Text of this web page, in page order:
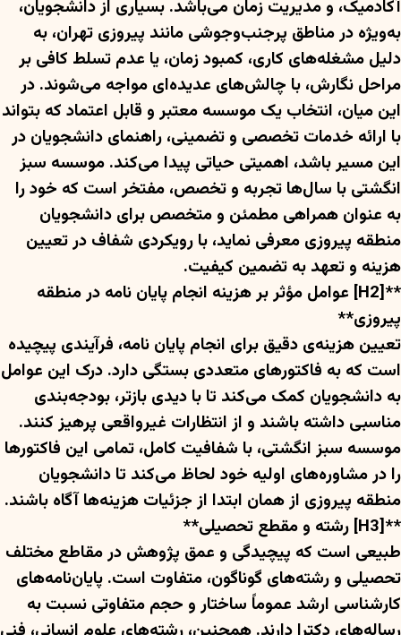
آکادمیک، و مدیریت زمان می‌باشد. بسیاری از دانشجویان،
به‌ویژه در مناطق پرجنب‌وجوشی مانند پیروزی تهران، به
دلیل مشغله‌های کاری، کمبود زمان، یا عدم تسلط کافی بر
مراحل نگارش، با چالش‌های عدیده‌ای مواجه می‌شوند. در
این میان، انتخاب یک موسسه معتبر و قابل اعتماد که بتواند
با ارائه خدمات تخصصی و تضمینی، راهنمای دانشجویان در
این مسیر باشد، اهمیتی حیاتی پیدا می‌کند. موسسه سبز
انگشتی با سال‌ها تجربه و تخصص، مفتخر است که خود را
به عنوان همراهی مطمئن و متخصص برای دانشجویان
منطقه پیروزی معرفی نماید، با رویکردی شفاف در تعیین
هزینه و تعهد به تضمین کیفیت.
**[H2] عوامل مؤثر بر هزینه انجام پایان نامه در منطقه
پیروزی**
تعیین هزینه‌ی دقیق برای انجام پایان نامه، فرآیندی پیچیده
است که به فاکتورهای متعددی بستگی دارد. درک این عوامل
به دانشجویان کمک می‌کند تا با دیدی بازتر، بودجه‌بندی
مناسبی داشته باشند و از انتظارات غیرواقعی پرهیز کنند.
موسسه سبز انگشتی، با شفافیت کامل، تمامی این فاکتورها
را در مشاوره‌های اولیه خود لحاظ می‌کند تا دانشجویان
منطقه پیروزی از همان ابتدا از جزئیات هزینه‌ها آگاه باشند.
**[H3] رشته و مقطع تحصیلی**
طبیعی است که پیچیدگی و عمق پژوهش در مقاطع مختلف
تحصیلی و رشته‌های گوناگون، متفاوت است. پایان‌نامه‌های
کارشناسی ارشد عموماً ساختار و حجم متفاوتی نسبت به